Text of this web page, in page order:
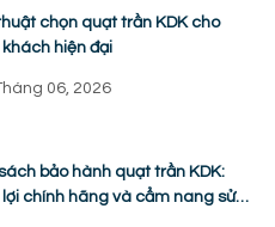
chọn quạt trần KDK cho
hiện đại
06, 2026
bảo hành quạt trần KDK:
lợi chính hãng và cẩm nang sửa